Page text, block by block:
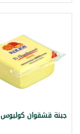
جبنة قشقوان كوليوس 370غ